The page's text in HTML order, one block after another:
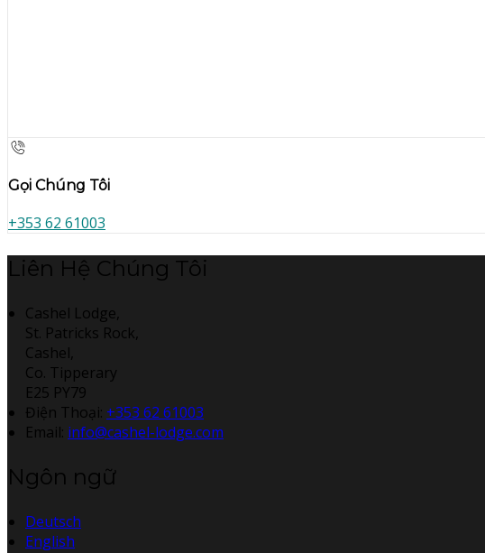
Gọi Chúng Tôi
+353 62 61003
Liên Hệ Chúng Tôi
Cashel Lodge,
St. Patricks Rock,
Cashel,
Co. Tipperary
E25 PY79
Điện Thoại: +353 62 61003
Email: info@cashel-lodge.com
Ngôn ngữ
Deutsch
English